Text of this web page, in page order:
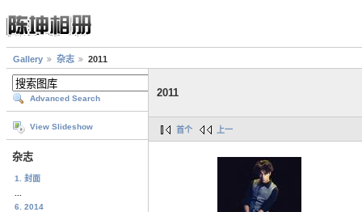
Gallery 杂志 2011
Advanced Search
View Slideshow
杂志
1. 封面
6. 2014
2011
首个 上一